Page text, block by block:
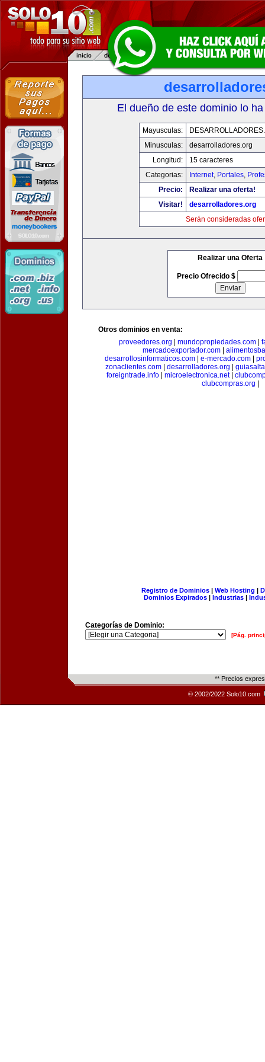
El dueño de este dominio lo
Mayusculas:
Minusculas:
desarrolladores.org
Longitud:
15 caracteres
Categorias:
Internet, Portales,
Precio:
Realizar una oferta!
Visitar!
desarrolladores.org
Serán consideradas
Realizar una Oferta
Precio Ofrecido $
Otros dominios en venta:
proveedores.org
mundopropiedades.com|
mercadoexportador.com|
desarrollosinformaticos.com| e-mercado.com|
zonaclientes.com| desarrolladores.org
foreigntrade.info
microelectronica.net|
clubcompras.org
Registro de Dominios| Web Hosting |
Dominios Expirados | Industrias |
Categorías de Dominio:
[Pág.
** Precios
© 2002/2022 Solo10.com